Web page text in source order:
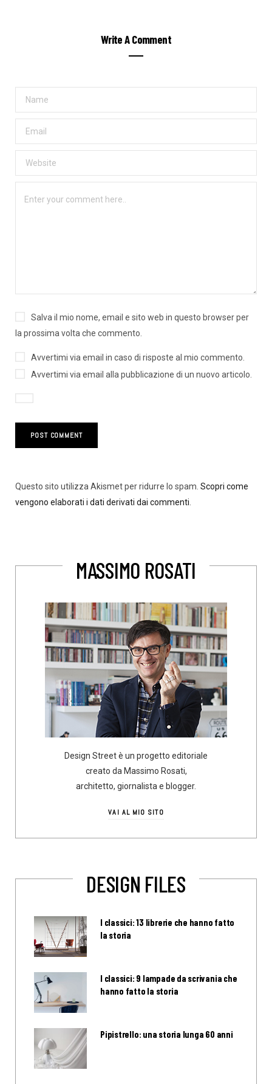
Write A Comment
Salva il mio nome, email e sito web in questo browser per
la prossima volta che commento.
Avvertimi via email in caso di risposte al mio commento.
Avvertimi via email alla pubblicazione di un nuovo articolo.
Questo sito utilizza Akismet per ridurre lo spam. Scopri come
vengono elaborati i dati derivati dai commenti
MASSIMO ROSATI
Design Street è un progetto editoriale
creato da Massimo Rosati,
architetto, giornalista e blogger.
VAI AL MIO SITO
DESIGN FILES
I classici: 13 librerie che hanno fatto
la storia
I classici: 9 lampade da scrivania che
hanno fatto la storia
Pipistrello: una storia lunga 60 anni